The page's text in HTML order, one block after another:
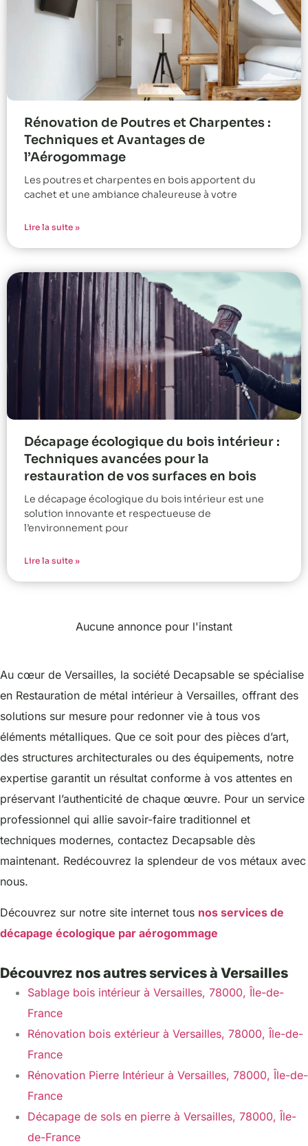
Rénovation de Poutres et Charpentes :
Techniques et Avantages de
l’Aérogommage
Les poutres et charpentes en bois apportent du
cachet et une ambiance chaleureuse à votre
Lire la suite »
Décapage écologique du bois intérieur :
Techniques avancées pour la
restauration de vos surfaces en bois
Le décapage écologique du bois intérieur est une
solution innovante et respectueuse de
l’environnement pour
Lire la suite »
Aucune annonce pour l'instant
Au cœur de Versailles, la société Decapsable se spécialise
en Restauration de métal intérieur à Versailles, offrant des
solutions sur mesure pour redonner vie à tous vos
éléments métalliques. Que ce soit pour des pièces d’art,
des structures architecturales ou des équipements, notre
expertise garantit un résultat conforme à vos attentes en
préservant l’authenticité de chaque œuvre. Pour un service
professionnel qui allie savoir-faire traditionnel et
techniques modernes, contactez Decapsable dès
maintenant. Redécouvrez la splendeur de vos métaux avec
nous.
Découvrez sur notre site internet tous nos services de
décapage écologique par aérogommage
Découvrez nos autres services à Versailles
Sablage bois intérieur à Versailles, 78000, Île-de-
France
Rénovation bois extérieur à Versailles, 78000, Île-de-
France
Rénovation Pierre Intérieur à Versailles, 78000, Île-de-
France
Décapage de sols en pierre à Versailles, 78000, Île-
de-France